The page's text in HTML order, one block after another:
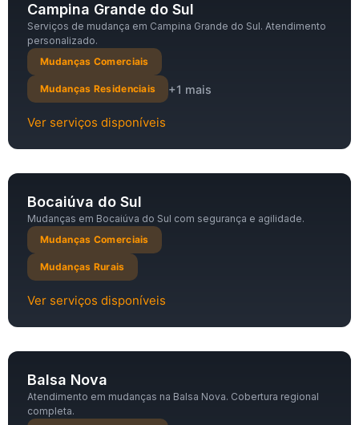
Campina Grande do Sul
Serviços de mudança em Campina Grande do Sul. Atendimento
personalizado.
Mudanças Comerciais
Mudanças Residenciais +1 mais
Ver serviços disponíveis
Bocaiúva do Sul
Mudanças em Bocaiúva do Sul com segurança e agilidade.
Mudanças Comerciais
Mudanças Rurais
Ver serviços disponíveis
Balsa Nova
Atendimento em mudanças na Balsa Nova. Cobertura regional
completa.